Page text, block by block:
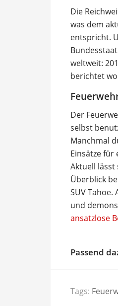
Die
was dem
entspricht.
weltweit:
berichtet
Der
selbst
Manchmal
Einsätze
Aktuell
Überblick
SUV
und
ansatzlose
Passend
Tags: